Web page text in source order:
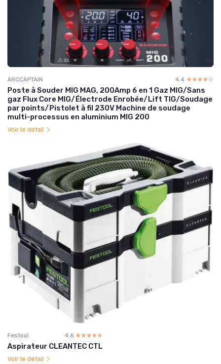
ARCCAPTAIN 4.4 ☆☆☆☆☆
★★★★★
Poste à Souder MIG MAG, 200Amp 6 en 1 Gaz MIG/Sans
gaz Flux Core MIG/Électrode Enrobée/Lift TIG/Soudage
par points/Pistolet à fil 230V Machine de soudage
multi-processus en aluminium MIG 200
Voir le détail
Festool 4.6 ☆☆☆☆☆
★★★★★
Aspirateur CLEANTEC CTL
Voir le détail